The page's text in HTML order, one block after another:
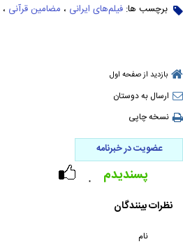
برچسب ها: فیلم‌های ایرانی ، مضامین قرآنی ،
بازدید از صفحه اول
ارسال به دوستان
نسخه چاپی
عضویت در خبرنامه
۰ پسندیدم
نظرات بینندگان
نام